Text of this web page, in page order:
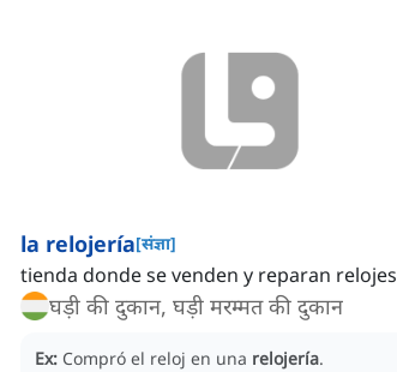
la relojería[संज्ञा]
tienda donde se venden y reparan relojes
घड़ी की दुकान, घड़ी मरम्मत की दुकान
Ex: Compró el reloj en una relojería.